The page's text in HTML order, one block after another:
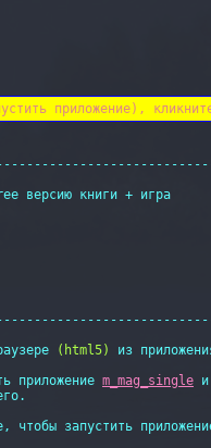
приложение),
версию книги + игра
(html5) из
приложение m_mag_single и
чтобы запустить